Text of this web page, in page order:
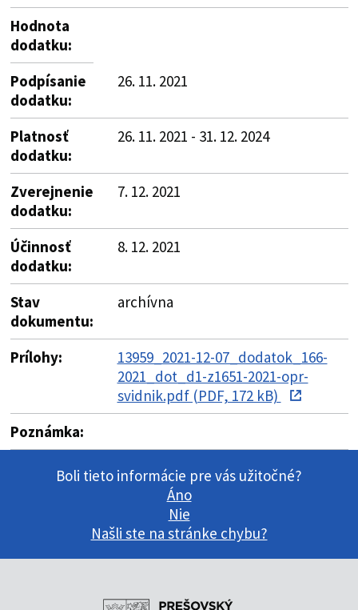
Hodnota
dodatku:
Podpísanie
dodatku:
26. 11. 2021
Platnosť
dodatku:
26. 11. 2021 - 31. 12. 2024
Zverejnenie
dodatku:
7. 12. 2021
Účinnosť
dodatku:
8. 12. 2021
Stav
dokumentu:
archívna
Prílohy:
13959_2021-12-07_dodatok_166-
2021_dot_d1-z1651-2021-opr-
svidnik.pdf (PDF, 172 kB)
Poznámka:
Boli tieto informácie pre vás užitočné?
Áno
Nie
Našli ste na stránke chybu?